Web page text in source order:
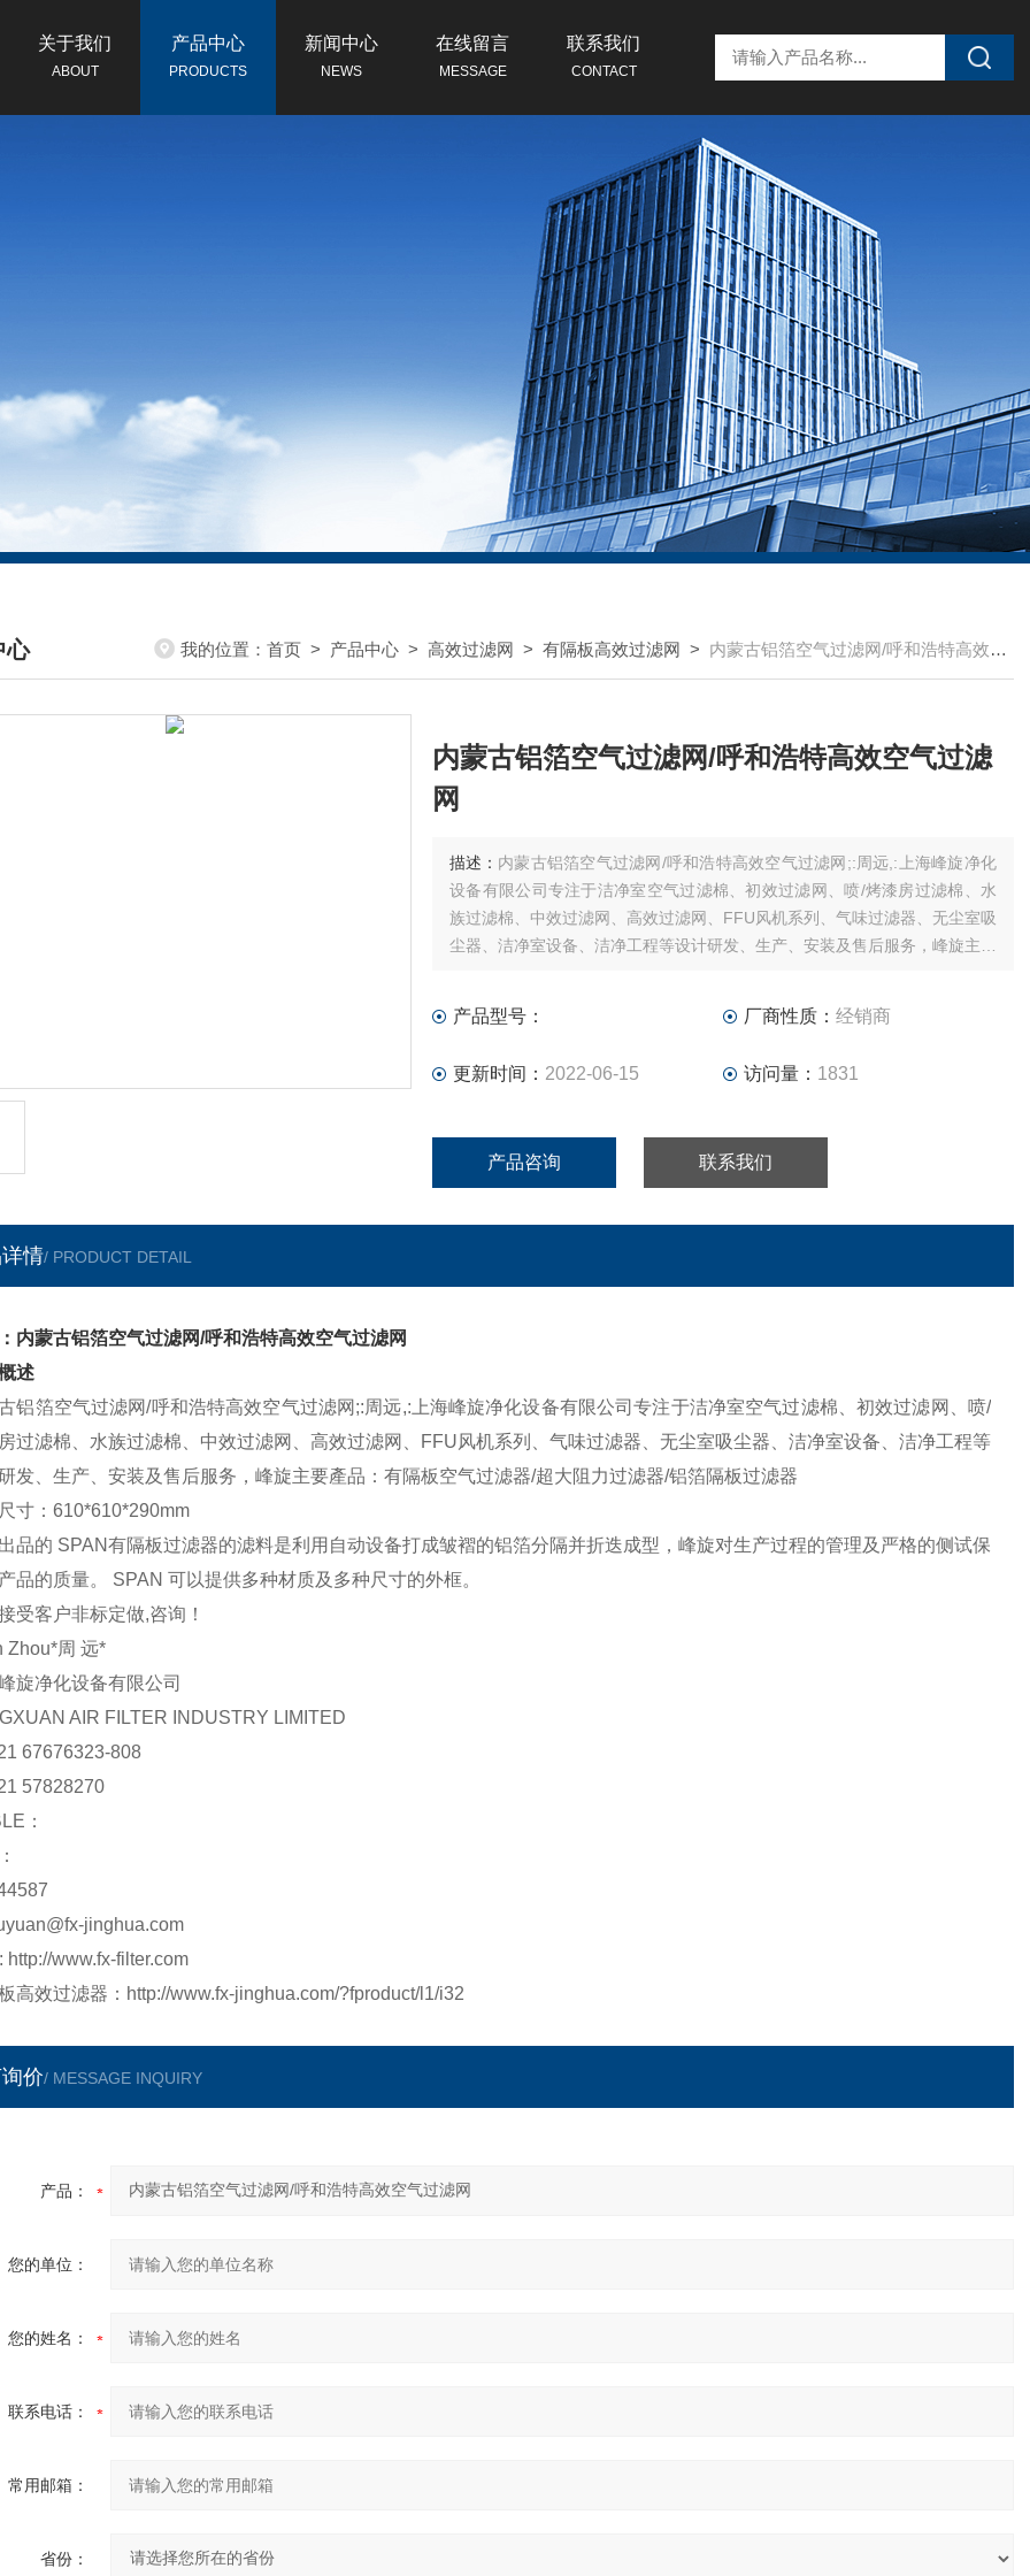
关于我们
ABOUT
产品中心
PRODUCTS
新闻中心
NEWS
在线留言
MESSAGE
联系我们
CONTACT
心
CENTER
我的位置：首页 > 产品中心 >高效过滤网 >有隔板高效过滤网 > 内蒙古铝箔空气过滤网/呼和浩特高效空气过滤网
内蒙古铝箔空气过滤网/呼和浩特高效空气过滤
网
描述： 内蒙古铝箔空气过滤网/呼和浩特高效空气过滤网;:周远,:上海峰旋净化
设备有限公司专注于洁净室空气过滤棉、初效过滤网、喷/烤漆房过滤棉、水
族过滤棉、中效过滤网、高效过滤网、FFU风机系列、气味过滤器、无尘室吸
尘器、洁净室设备、洁净工程等设计研发、生产、安装及售后服务，峰旋主要
产品型号： 厂商性质： 经销商
更新时间： 2022-06-15 访问量： 1831
产品咨询 联系我们
情/ PRODUCT DETAIL
内蒙古铝箔空气过滤网/呼和浩特高效空气过滤网
述
铝箔空气过滤网/呼和浩特高效空气过滤网;:周远,:上海峰旋净化设备有限公司专注于洁净室空气过滤棉、初效过滤网、喷/
过滤棉、水族过滤棉、中效过滤网、高效过滤网、FFU风机系列、气味过滤器、无尘室吸尘器、洁净室设备、洁净工程等
发、生产、安装及售后服务，峰旋主要產品：有隔板空气过滤器/超大阻力过滤器/铝箔隔板过滤器
寸：610*610*290mm
品的 SPAN有隔板过滤器的滤料是利用自动设备打成皱褶的铝箔分隔并折迭成型，峰旋对生产过程的管理及严格的侧试保
品的质量。 SPAN 可以提供多种材质及多种尺寸的外框。
受客户非标定做,咨询！
Zhou*周 远*
旋净化设备有限公司
AIR FILTER INDUSTRY LIMITED
67676323-808
57828270
：
jinghua.com
http://www.fx-filter.com
高效过滤器：http://www.fx-jinghua.com/?fproduct/l1/i32
价/ MESSAGE INQUIRY
产品：
您的单位：
您的姓名：
联系电话：
常用邮箱：
省份：